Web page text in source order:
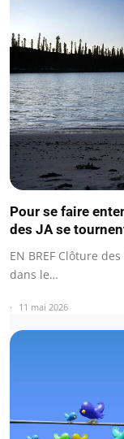
Pour se faire
des JA se
EN BREF Clôture
dans le…
11 mai 2026